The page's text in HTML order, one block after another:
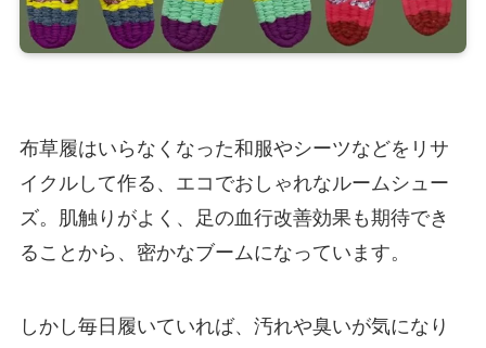
布草履はいらなくなった和服やシーツなどをリサ
イクルして作る、エコでおしゃれなルームシュー
ズ。肌触りがよく、足の血行改善効果も期待でき
ることから、密かなブームになっています。
しかし毎日履いていれば、汚れや臭いが気になり